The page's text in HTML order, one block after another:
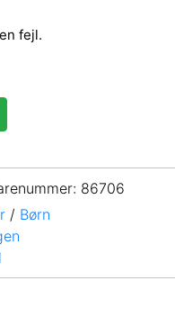
fejl.
: 86706
/ Børn